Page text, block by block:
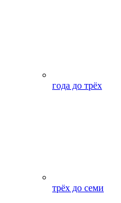
года до трёх
трёх до семи